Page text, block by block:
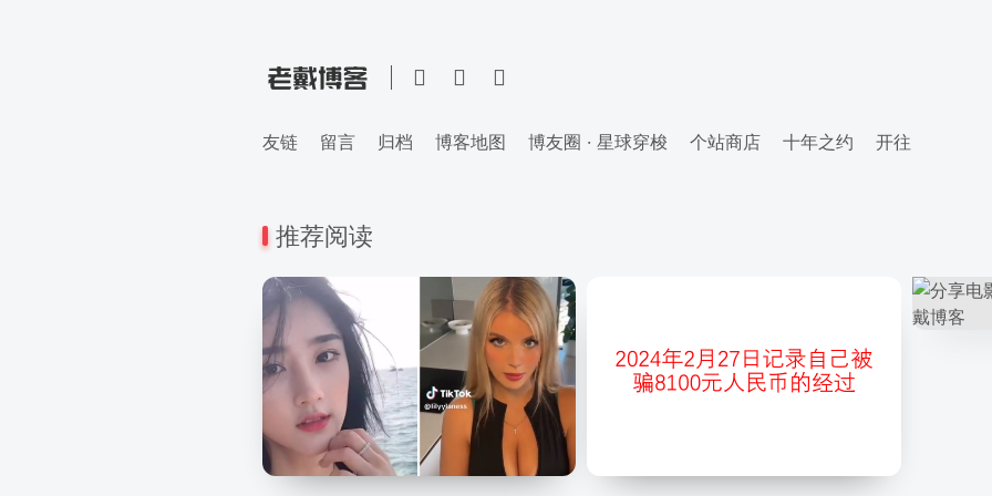
友链 留言 归档 博客地图 博友圈 · 星球穿梭 个站商店 十年之约 开往
推荐阅读